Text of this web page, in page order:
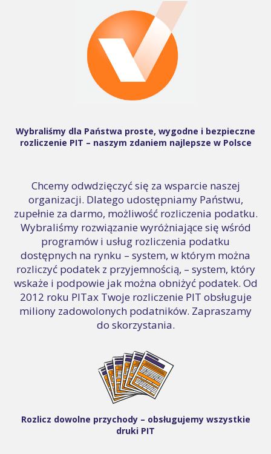
Wybraliśmy dla Państwa proste, wygodne i bezpieczne
rozliczenie PIT – naszym zdaniem najlepsze w Polsce
Chcemy odwdzięczyć się za wsparcie naszej
organizacji. Dlatego udostępniamy Państwu,
zupełnie za darmo, możliwość rozliczenia podatku.
Wybraliśmy rozwiązanie wyróżniające się wśród
programów i usług rozliczenia podatku
dostępnych na rynku – system, w którym można
rozliczyć podatek z przyjemnością, – system, który
wskaże i podpowie jak można obniżyć podatek. Od
2012 roku PITax Twoje rozliczenie PIT obsługuje
miliony zadowolonych podatników. Zapraszamy
do skorzystania.
Rozlicz dowolne przychody – obsługujemy wszystkie
druki PIT